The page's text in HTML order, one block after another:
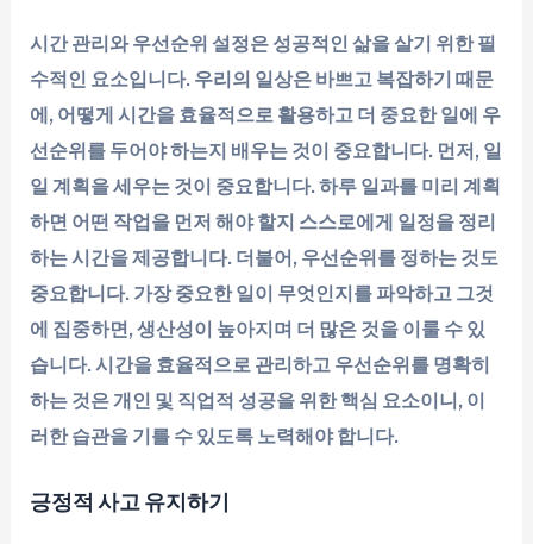
시간 관리와 우선순위 설정은 성공적인 삶을 살기 위한 필
수적인 요소입니다. 우리의 일상은 바쁘고 복잡하기 때문
에, 어떻게 시간을 효율적으로 활용하고 더 중요한 일에 우
선순위를 두어야 하는지 배우는 것이 중요합니다. 먼저, 일
일 계획을 세우는 것이 중요합니다. 하루 일과를 미리 계획
하면 어떤 작업을 먼저 해야 할지 스스로에게 일정을 정리
하는 시간을 제공합니다. 더불어, 우선순위를 정하는 것도
중요합니다. 가장 중요한 일이 무엇인지를 파악하고 그것
에 집중하면, 생산성이 높아지며 더 많은 것을 이룰 수 있
습니다. 시간을 효율적으로 관리하고 우선순위를 명확히
하는 것은 개인 및 직업적 성공을 위한 핵심 요소이니, 이
러한 습관을 기를 수 있도록 노력해야 합니다.
긍정적 사고 유지하기